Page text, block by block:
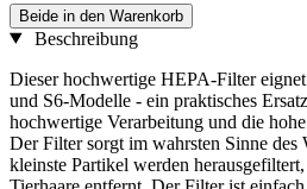
Beide in den Warenkorb
Beschreibung
Dieser hochwertige HEPA-Filter
und S6-Modelle - ein praktisches
hochwertige Verarbeitung und die
Der Filter sorgt im wahrsten Sinne des
kleinste Partikel werden